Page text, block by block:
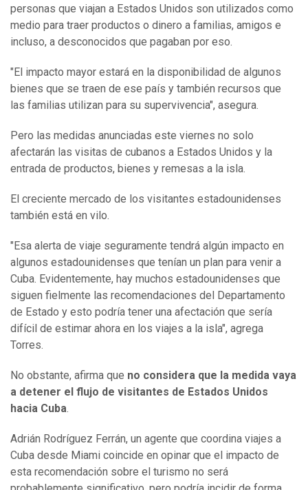
personas que viajan a Estados Unidos son utilizados como
medio para traer productos o dinero a familias, amigos e
incluso, a desconocidos que pagaban por eso.
"El impacto mayor estará en la disponibilidad de algunos
bienes que se traen de ese país y también recursos que
las familias utilizan para su supervivencia", asegura.
Pero las medidas anunciadas este viernes no solo
afectarán las visitas de cubanos a Estados Unidos y la
entrada de productos, bienes y remesas a la isla.
El creciente mercado de los visitantes estadounidenses
también está en vilo.
"Esa alerta de viaje seguramente tendrá algún impacto en
algunos estadounidenses que tenían un plan para venir a
Cuba. Evidentemente, hay muchos estadounidenses que
siguen fielmente las recomendaciones del Departamento
de Estado y esto podría tener una afectación que sería
difícil de estimar ahora en los viajes a la isla", agrega
Torres.
No obstante, afirma que no considera que la medida vaya
a detener el flujo de visitantes de Estados Unidos
hacia Cuba.
Adrián Rodríguez Ferrán, un agente que coordina viajes a
Cuba desde Miami coincide en opinar que el impacto de
esta recomendación sobre el turismo no será